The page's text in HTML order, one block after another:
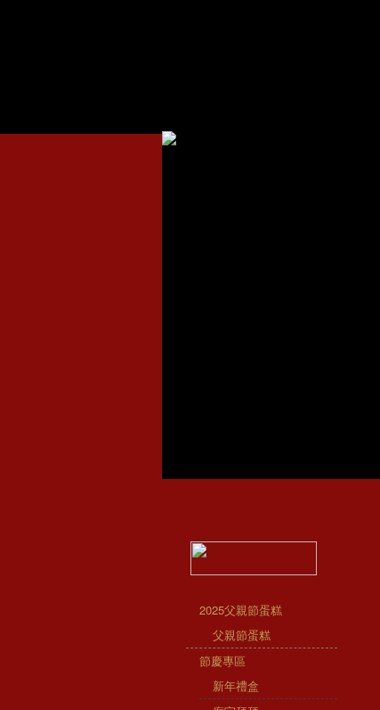
2025父親節蛋糕
父親節蛋糕
節慶專區
新年禮盒